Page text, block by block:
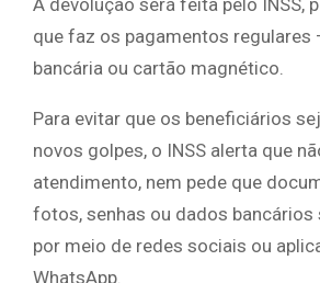
A devolução será feita pelo INSS,
que faz os pagamentos regulares
bancária ou cartão magnético.
Para evitar que os beneficiários
novos golpes, o INSS alerta que
atendimento, nem pede que
fotos, senhas ou dados bancários
por meio de redes sociais ou
WhatsApp.